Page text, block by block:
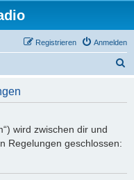
Anmelden
Registrieren
wird zwischen dir und
Regelungen geschlossen: